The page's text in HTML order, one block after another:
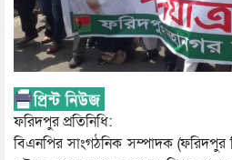
ফরিদপুর প্রতিনিধি:
বিএনপির সাংগঠনিক সম্পাদক (ফরিদপুর